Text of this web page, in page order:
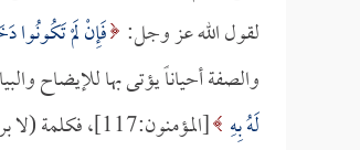
لقول الله عز وجل: فَإِنْ لَمْ
والصفة أحياناً يؤتى بها للإيضاح
لَهُ بِهِ